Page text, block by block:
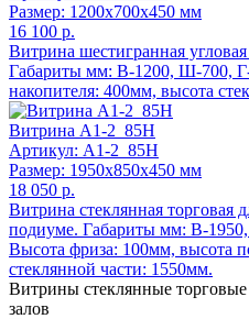
Размер: 1200x700x450 мм
16 100 р.
Витрина шестигранная
Габариты мм: В-1200, Ш-700,
накопителя: 400мм, высота
Витрина А1-2_85Н
Артикул: А1-2_85Н
Размер: 1950x850x450 мм
18 050 р.
Витрина стеклянная торговая
подиуме. Габариты мм: В-
Высота фриза: 100мм, высота
стеклянной части: 1550мм.
Витрины стеклянные
залов